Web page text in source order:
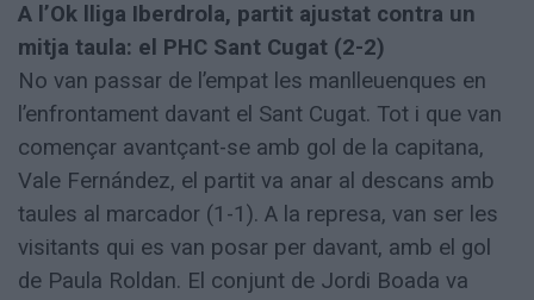
A l’Ok lliga Iberdrola, partit ajustat contra un
mitja taula: el PHC Sant Cugat (2-2)
No van passar de l’empat les manlleuenques en
l’enfrontament davant el Sant Cugat. Tot i que van
començar avantçant-se amb gol de la capitana,
Vale Fernández, el partit va anar al descans amb
taules al marcador (1-1). A la represa, van ser les
visitants qui es van posar per davant, amb el gol
de Paula Roldan. El conjunt de Jordi Boada va